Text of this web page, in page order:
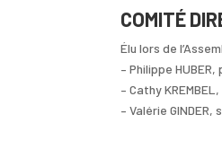
COMITÉ
Élu lors de
– Philippe
– Cathy
– Valérie